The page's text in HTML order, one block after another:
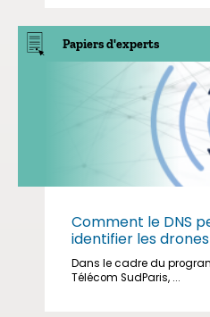
Papiers d'experts
Comment le DNS
identifier les
Dans le cadre du
Télécom SudParis, ...